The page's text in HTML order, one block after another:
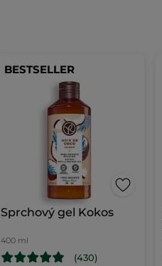
BESTSELLER
Sprchový gel Kokos
400 ml
(430)